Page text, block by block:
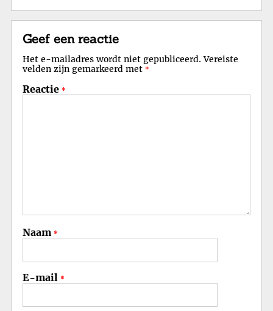
Geef een reactie
Het e-mailadres wordt niet gepubliceerd. Vereiste
velden zijn gemarkeerd met *
Reactie *
Naam *
E-mail *